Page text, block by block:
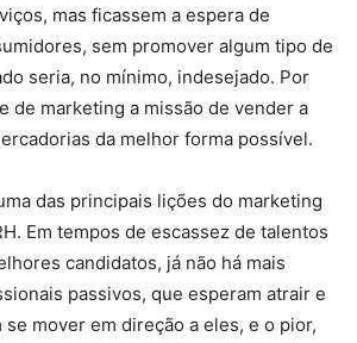
mas ficassem a espera de
sem promover algum tipo de
seria, no mínimo, indesejado. Por
de marketing a missão de vender a
da melhor forma possível.
das principais lições do marketing
Em tempos de escassez de talentos
candidatos, já não há mais
passivos, que esperam atrair e
mover em direção a eles, e o pior,